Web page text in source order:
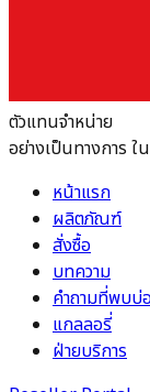
ตัวแทนจำหน่าย
อย่างเป็นทางการ ใ
หน้าแรก
ผลิตภัณฑ์
สั่งซื้อ
บทความ
คำถามที่พบบ่
แกลลอรี่
ฝ่ายบริการ